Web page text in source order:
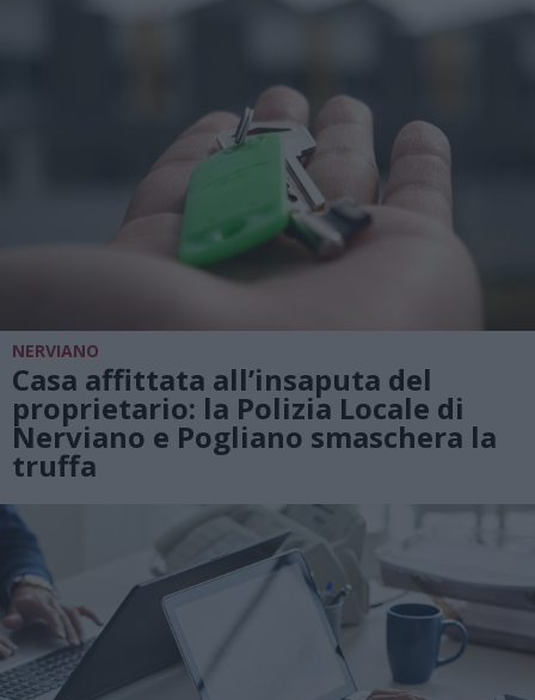
NERVIANO
Casa affittata all’insaputa del
proprietario: la Polizia Locale di
Nerviano e Pogliano smaschera la
truffa